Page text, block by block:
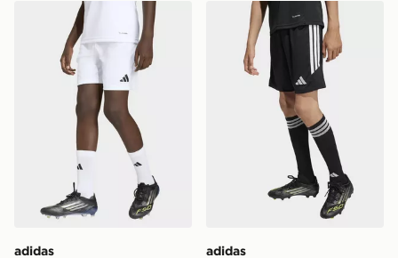
adidas Short Entrada26
adidas
adidas Short Tiro26 League
adidas